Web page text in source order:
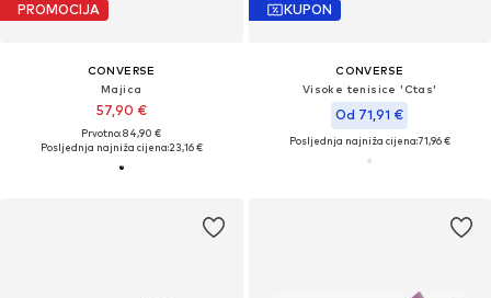
PROMOCIJA
CONVERSE
Majica
57,90 €
Prvotno: 84,90 €
Posljednja najniža cijena:23,16 €
KUPON
CONVERSE
Visoke tenisice 'Ctas'
Od 71,91 €
Posljednja najniža cijena:71,96 €